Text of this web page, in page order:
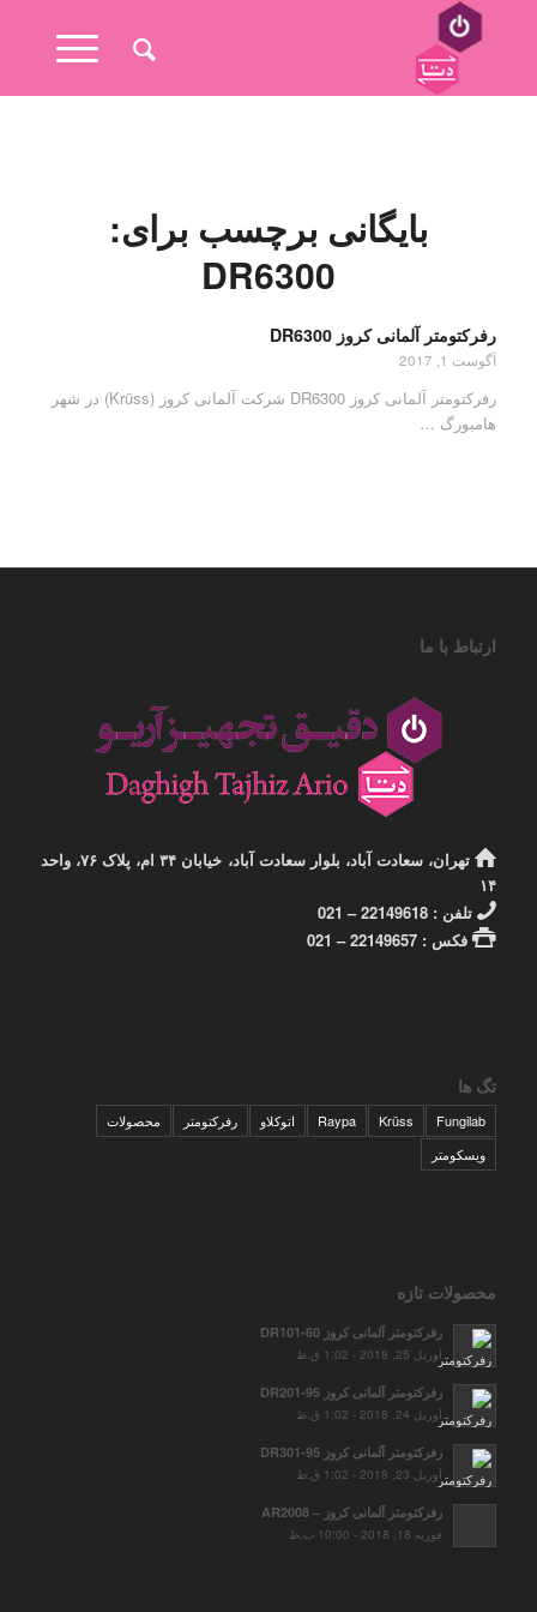
بایگانی برچسب برای:
DR6300
رفرکتومتر آلمانی کروز DR6300
آگوست 1, 2017
رفرکتومتر آلمانی کروز DR6300 شرکت آلمانی کروز (Krüss) در شهر
هامبورگ …
ارتباط با ما
تهران، سعادت آباد، بلوار سعادت آباد، خیابان ۳۴ ام، پلاک ۷۶، واحد
۱۴
تلفن : 22149618 – 021
فکس : 22149657 – 021
تگ ها
Fungilab
Krüss
Raypa اتوکلاو رفرکتومتر
محصولات
ویسکومتر
محصولات تازه
رفرکتومتر آلمانی کروز DR101-60
آوریل 25, 2018 - 1:02 ق.ظ
رفرکتومتر آلمانی کروز DR201-95
آوریل 24, 2018 - 1:02 ق.ظ
رفرکتومتر آلمانی کروز DR301-95
آوریل 23, 2018 - 1:02 ق.ظ
رفرکتومتر آلمانی کروز – AR2008
فوریه 18, 2018 - 10:00 ب.ظ